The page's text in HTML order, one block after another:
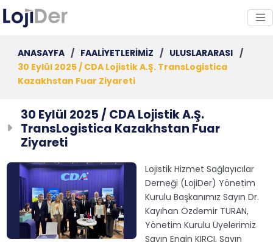
ANASAYFA / FAALİYETLERİMİZ / ULUSLARARASI
/
30 Eylül 2025 / CDA Lojistik A.Ş. TransLogistica
Kazakhstan Fuar Ziyareti
30 Eylül 2025 / CDA Lojistik A.Ş.
TransLogistica Kazakhstan Fuar
Ziyareti
Lojistik Hizmet Sağlayıcılar
Derneği (LojiDer) Yönetim
Kurulu Başkanımız Sayın Dr.
Kayıhan Özdemir TURAN,
Yönetim Kurulu Üyelerimiz
Sayın Engin KIRCI, Sayın